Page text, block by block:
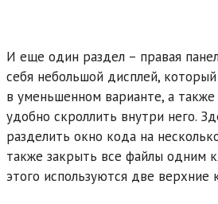
И еще один раздел – правая
себя небольшой дисплей,
в уменьшенном варианте, а также
удобно скроллить внутри него.
разделить окно кода на
также закрыть все файлы одним
этого используются две верхние